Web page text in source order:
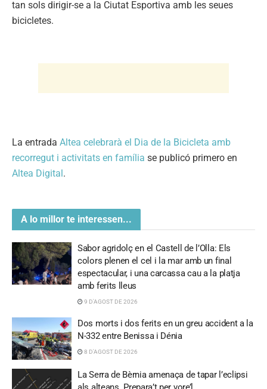
tan sols dirigir-se a la Ciutat Esportiva amb les seues
bicicletes.
La entrada Altea celebrarà el Dia de la Bicicleta amb
recorregut i activitats en família se publicó primero en
Altea Digital .
A lo millor te interessen...
Sabor agridolç en el Castell de l’Olla: Els
colors plenen el cel i la mar amb un final
espectacular, i una carcassa cau a la platja
amb ferits lleus
9 D'AGOST DE 2026
Dos morts i dos ferits en un greu accident a la
N-332 entre Benissa i Dénia
8 D'AGOST DE 2026
La Serra de Bèrnia amenaça de tapar l’eclipsi